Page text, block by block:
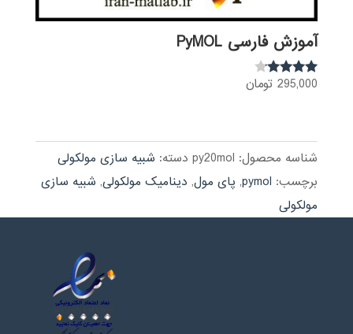
آموزش فارسی PyMOL
نمره
295,000 تومان
شناسه محصول: py20mol دسته: شبیه سازی مولکولی
برچسب: pymol
, پای مول, دینامیک مولکولی, شبیه سازی
مولکولی